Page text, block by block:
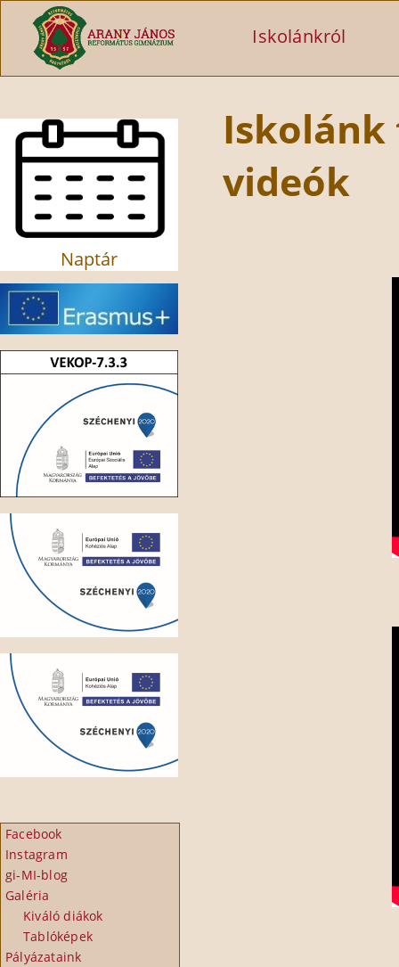
Ugrás a tartalomra
Iskolánkról
Naptár
Facebook
Instagram
gi-MI-blog
Galéria
Kiváló diákok
Tablóképek
Pályázataink
videók